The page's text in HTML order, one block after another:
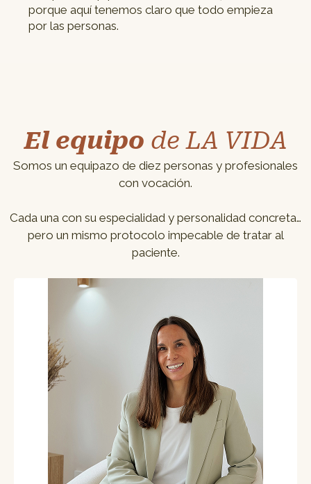
porque aquí tenemos claro que todo empieza
por las personas.
El equipo de LA VIDA
Somos un equipazo de diez personas y profesionales
con vocación.
Cada una con su especialidad y personalidad concreta…
pero un mismo protocolo impecable de tratar al
paciente.
Begoña Casuso Pérez
Colegiada nº 3797
La que lo montó todo. La que toma las decisiones difíciles, lleva
los números al dedillo, cuida del equipo y hace que este centro
tenga la personalidad que tiene. Fisioterapeuta que dejó de
tratar a los pacientes para tratar otra cosa: que todo lo demás
funcione. Es el timón de VIDA.